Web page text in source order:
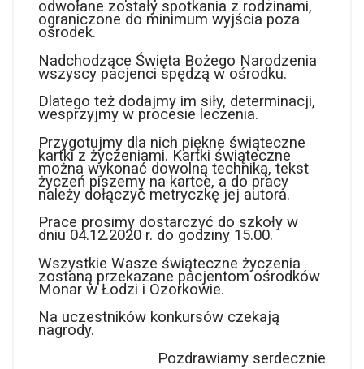
odwołane zostały spotkania z rodzinami,
ograniczone do minimum wyjścia poza
ośrodek.
Nadchodzące Święta Bożego Narodzenia
wszyscy pacjenci spędzą w ośrodku.
Dlatego też dodajmy im siły, determinacji,
wesprzyjmy w procesie leczenia.
Przygotujmy dla nich piękne świąteczne
kartki z życzeniami. Kartki świąteczne
można wykonać dowolną techniką, tekst
życzeń piszemy na kartce, a do pracy
należy dołączyć metryczkę jej autora.
Prace prosimy dostarczyć do szkoły w
dniu 04.12.2020 r. do godziny 15.00.
Wszystkie Wasze świąteczne życzenia
zostaną przekazane pacjentom ośrodków
Monar w Łodzi i Ozorkowie.
Na uczestników konkursów czekają
nagrody.
Pozdrawiamy serdecznie